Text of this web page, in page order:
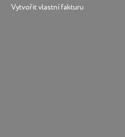
Vytvořit vlastní fakturu